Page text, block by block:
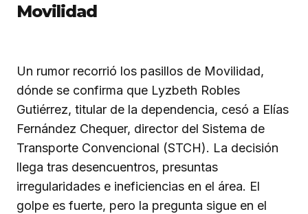
Movilidad
Un rumor recorrió los pasillos de Movilidad,
dónde se confirma que Lyzbeth Robles
Gutiérrez, titular de la dependencia, cesó a Elías
Fernández Chequer, director del Sistema de
Transporte Convencional (STCH). La decisión
llega tras desencuentros, presuntas
irregularidades e ineficiencias en el área. El
golpe es fuerte, pero la pregunta sigue en el